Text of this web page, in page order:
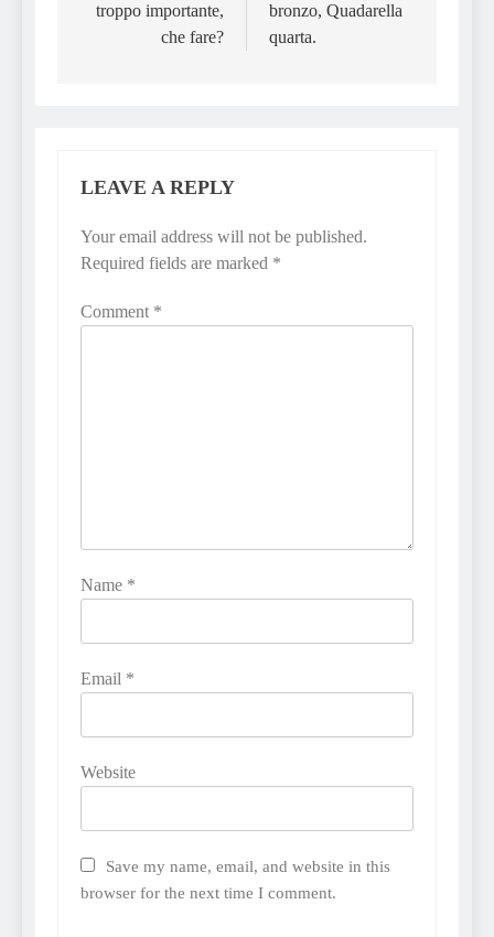
troppo importante,
che fare?
bronzo, Quadarella
quarta.
LEAVE A REPLY
Your email address will not be published.
Required fields are marked *
Comment *
Name *
Email *
Website
Save my name, email, and website in this
browser for the next time I comment.